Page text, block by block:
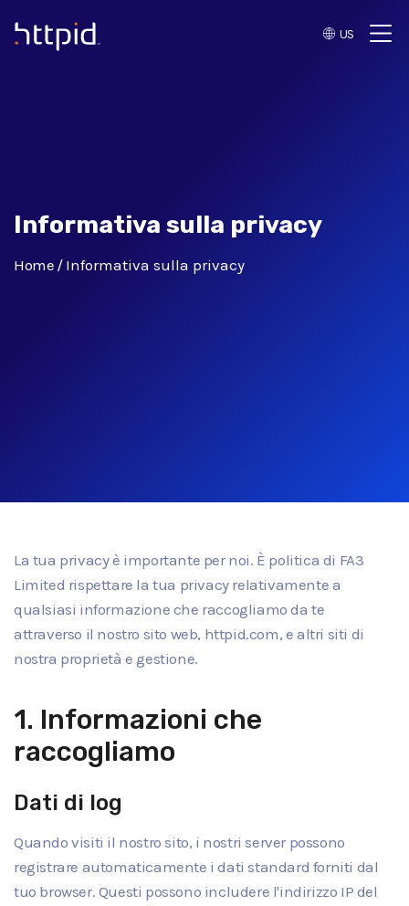
™
US
Informativa sulla privacy
Home Informativa sulla privacy
La tua privacy è importante per noi. È politica di FA3
Limited rispettare la tua privacy relativamente a
qualsiasi informazione che raccogliamo da te
attraverso il nostro sito web, httpid.com, e altri siti di
nostra proprietà e gestione.
1. Informazioni che
raccogliamo
Dati di log
Quando visiti il nostro sito, i nostri server possono
registrare automaticamente i dati standard forniti dal
tuo browser. Questi possono includere l'indirizzo IP del